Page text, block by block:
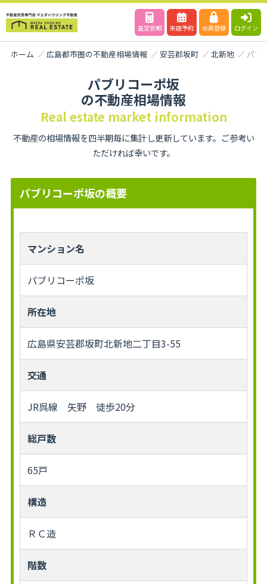
査定依頼 来店予約 会員登録 ログイン
ホーム 広島都市圏の不動産相場情報 安芸郡坂町 北新地 パブ
パブリコーポ坂
の不動産相場情報
Real estate market information
不動産の相場情報を四半期毎に集計し更新しています。ご参考い
ただければ幸いです。
パブリコーポ坂の概要
マンション名
パブリコーポ坂
所在地
広島県安芸郡坂町北新地二丁目3-55
交通
JR呉線 矢野 徒歩20分
総戸数
65戸
構造
ＲＣ造
階数